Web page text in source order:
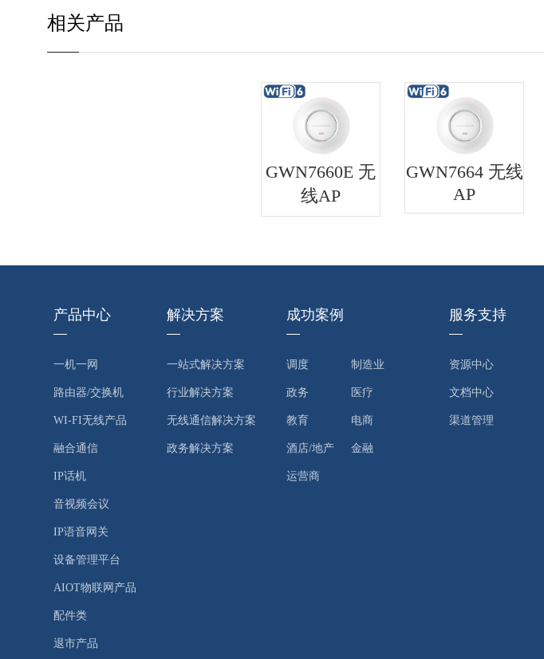
相关产品
GWN7660E 无
线AP
GWN7664 无线
AP
产品中心
一机一网
路由器/交换机
WI-FI无线产品
融合通信
IP话机
音视频会议
IP语音网关
设备管理平台
AIOT物联网产品
配件类
退市产品
解决方案
一站式解决方案
行业解决方案
无线通信解决方案
政务解决方案
成功案例
调度 制造业
政务 医疗
教育 电商
酒店/地产 金融
运营商
服务支持
资源中心
文档中心
渠道管理